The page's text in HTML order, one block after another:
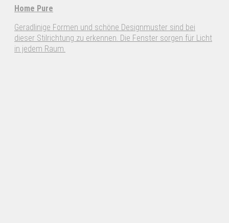
Home Pure
Geradlinige Formen und schöne Designmuster sind bei
dieser Stilrichtung zu erkennen. Die Fenster sorgen für Licht
in jedem Raum.